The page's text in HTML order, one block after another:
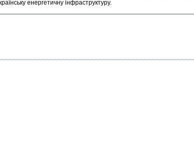
енергетичну інфраструктуру.